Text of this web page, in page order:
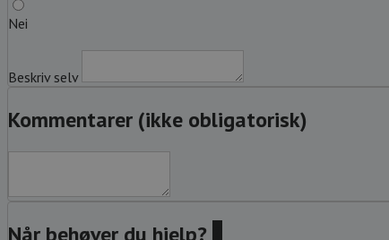
Nei
Beskriv selv
Kommentarer (ikke obligatorisk)
Når behøver du hjelp?